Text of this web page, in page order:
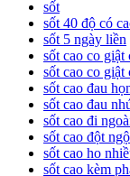
sốt
sốt 40 độ có
sốt 5 ngày liền
sốt cao co
sốt cao co
sốt cao đau
sốt cao đau
sốt cao đi
sốt cao đột
sốt cao ho
sốt cao kèm